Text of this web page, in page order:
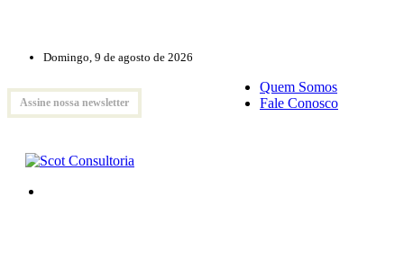
Domingo, 9 de agosto de 2026
Assine nossa newsletter
Quem Somos
Fale Conosco